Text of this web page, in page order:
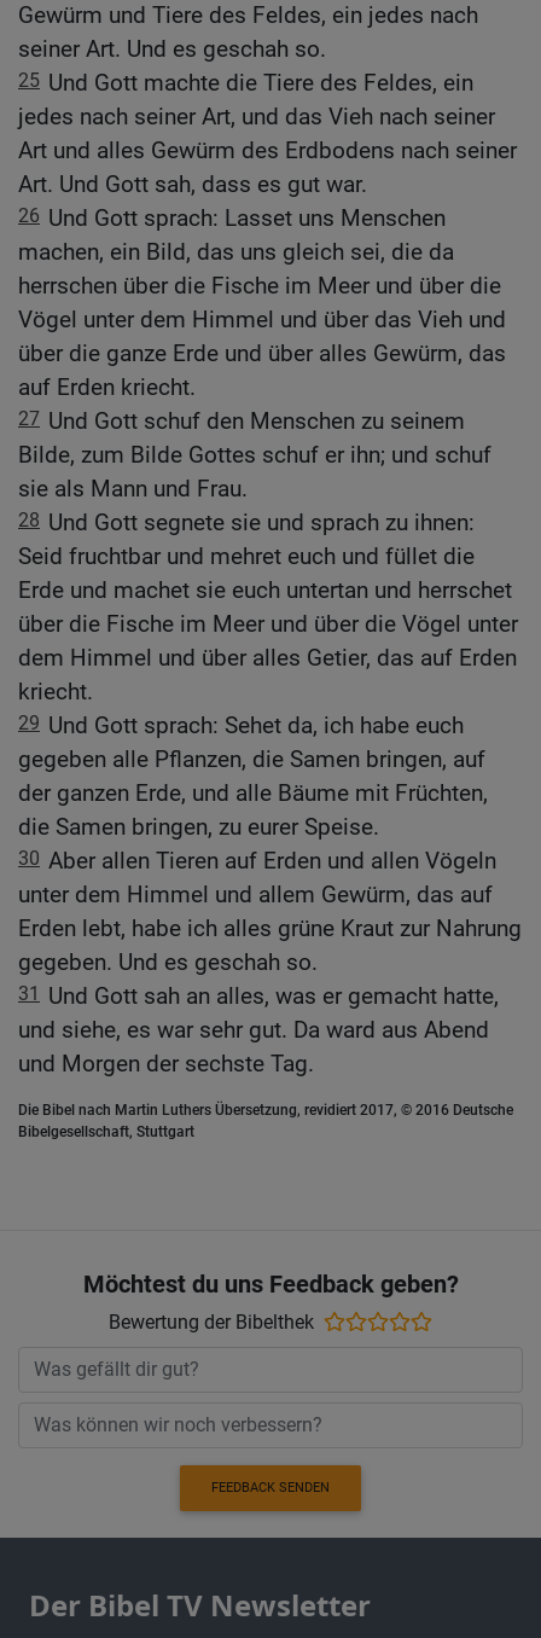
Gewürm und Tiere des Feldes, ein jedes nach
seiner Art. Und es geschah so.
25 Und Gott machte die Tiere des Feldes, ein
jedes nach seiner Art, und das Vieh nach seiner
Art und alles Gewürm des Erdbodens nach seiner
Art. Und Gott sah, dass es gut war.
26 Und Gott sprach: Lasset uns Menschen
machen, ein Bild, das uns gleich sei, die da
herrschen über die Fische im Meer und über die
Vögel unter dem Himmel und über das Vieh und
über die ganze Erde und über alles Gewürm, das
auf Erden kriecht.
27 Und Gott schuf den Menschen zu seinem
Bilde, zum Bilde Gottes schuf er ihn; und schuf
sie als Mann und Frau.
28 Und Gott segnete sie und sprach zu ihnen:
Seid fruchtbar und mehret euch und füllet die
Erde und machet sie euch untertan und herrschet
über die Fische im Meer und über die Vögel unter
dem Himmel und über alles Getier, das auf Erden
kriecht.
29 Und Gott sprach: Sehet da, ich habe euch
gegeben alle Pflanzen, die Samen bringen, auf
der ganzen Erde, und alle Bäume mit Früchten,
die Samen bringen, zu eurer Speise.
30 Aber allen Tieren auf Erden und allen Vögeln
unter dem Himmel und allem Gewürm, das auf
Erden lebt, habe ich alles grüne Kraut zur Nahrung
gegeben. Und es geschah so.
31
Und Gott sah an alles, was er gemacht hatte,
und siehe, es war sehr gut. Da ward aus Abend
und Morgen der sechste Tag.
Die Bibel nach Martin Luthers Übersetzung, revidiert 2017, © 2016 Deutsche
Bibelgesellschaft, Stuttgart
Möchtest du uns Feedback geben?
Bewertung der Bibelthek
FEEDBACK SENDEN
Der Bibel TV Newsletter